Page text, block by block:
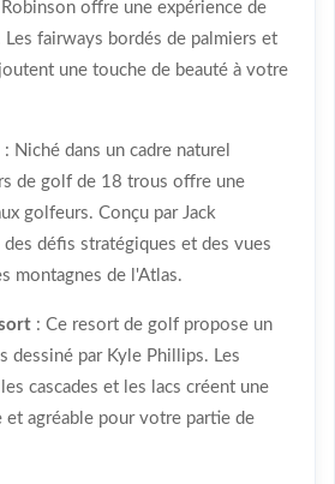
offre une expérience de
fairways bordés de palmiers et
une touche de beauté à votre
: Niché dans un cadre naturel
de golf de 18 trous offre une
golfeurs. Conçu par Jack
défis stratégiques et des vues
montagnes de l'Atlas.
: Ce resort de golf propose un
dessiné par Kyle Phillips. Les
cascades et les lacs créent une
et agréable pour votre partie de